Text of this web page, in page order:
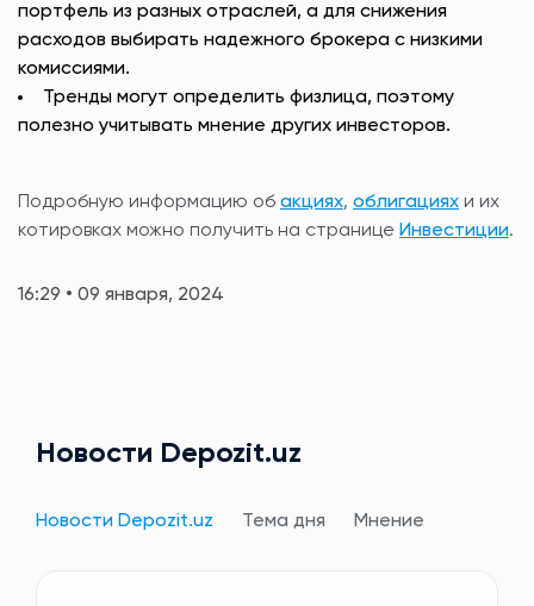
портфель из разных отраслей, а для снижения
расходов выбирать надежного брокера с низкими
комиссиями.
Тренды могут определить физлица, поэтому
полезно учитывать мнение других инвесторов.
Подробную информацию об акциях, облигациях и их
котировках можно получить на странице Инвестиции.
16:29 • 09 января, 2024
Новости Depozit.uz
Новости Depozit.uz Тема дня Мнение